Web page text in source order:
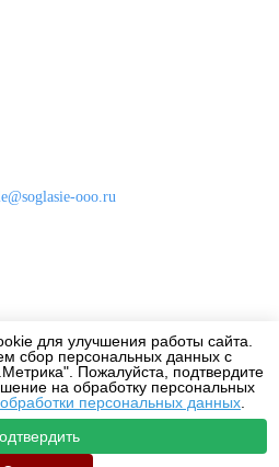
для улучшения работы сайта.
сбор персональных данных с
Пожалуйста, подтвердите
на обработку персональных
персональных данных
ooo.ru
Все права защищены.